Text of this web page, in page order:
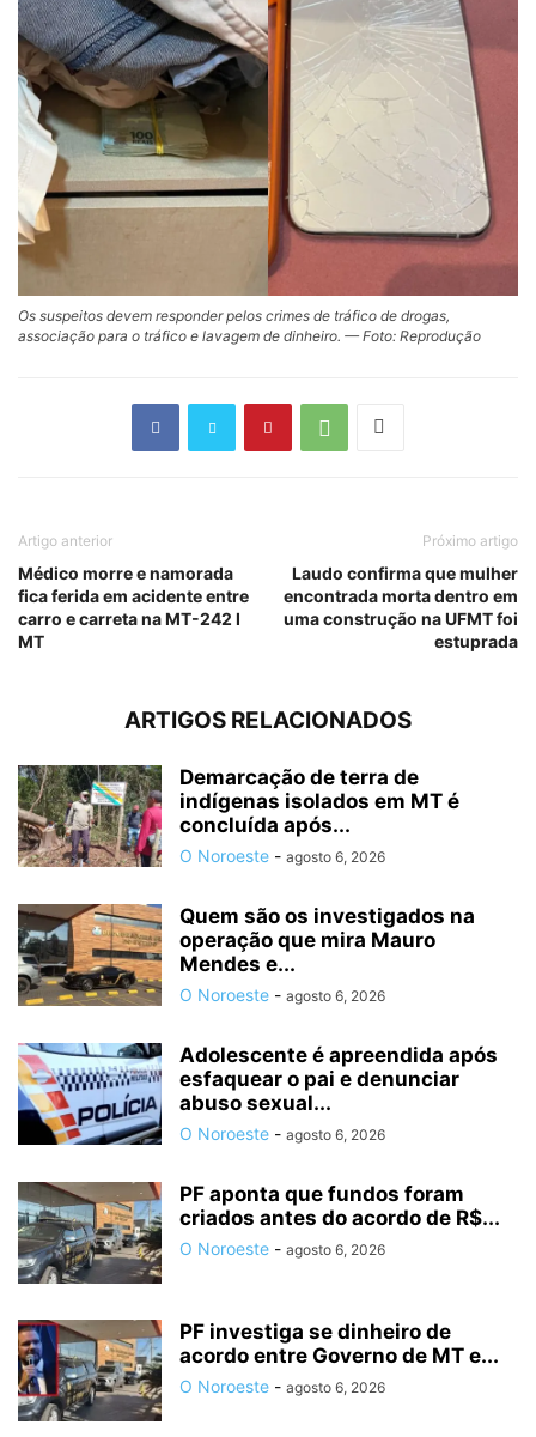
Os suspeitos devem responder pelos crimes de tráfico de drogas,
associação para o tráfico e lavagem de dinheiro. — Foto: Reprodução
Artigo anterior
Médico morre e namorada
fica ferida em acidente entre
carro e carreta na MT-242 I
MT
Próximo artigo
Laudo confirma que mulher
encontrada morta dentro em
uma construção na UFMT foi
estuprada
ARTIGOS RELACIONADOS
Demarcação de terra de
indígenas isolados em MT é
concluída após...
O Noroeste - agosto 6, 2026
Quem são os investigados na
operação que mira Mauro
Mendes e...
O Noroeste - agosto 6, 2026
Adolescente é apreendida após
esfaquear o pai e denunciar
abuso sexual...
O Noroeste - agosto 6, 2026
PF aponta que fundos foram
criados antes do acordo de R$...
O Noroeste - agosto 6, 2026
PF investiga se dinheiro de
acordo entre Governo de MT e...
O Noroeste - agosto 6, 2026